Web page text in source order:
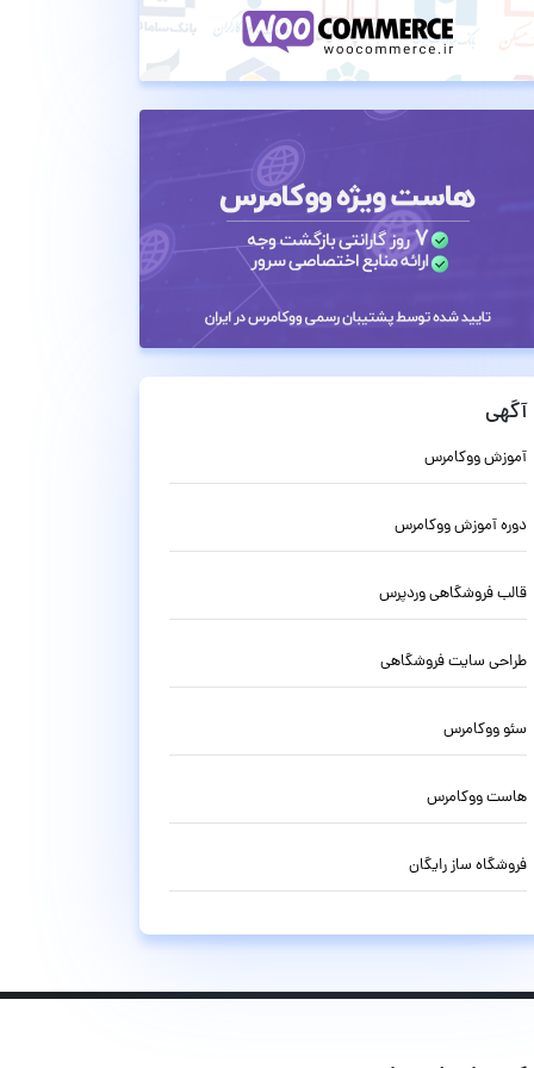
آگهی
آموزش ووکامرس
دوره آموزش ووکامرس
قالب فروشگاهی وردپرس
طراحی سایت فروشگاهی
سئو ووکامرس
هاست ووکامرس
فروشگاه ساز رایگان